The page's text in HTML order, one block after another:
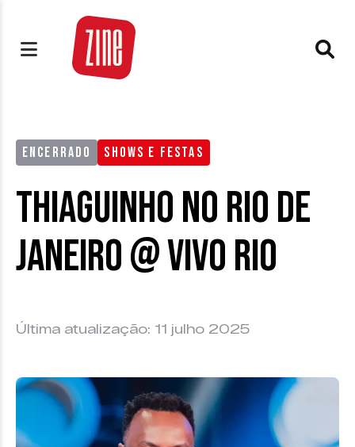
ENCERRADO SHOWS E FESTAS
Thiaguinho no Rio de
Janeiro @ Vivo Rio
Última atualização: 11 julho 2025